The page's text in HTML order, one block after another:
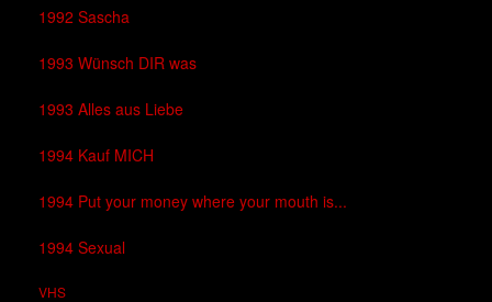
1992 Sascha
1993 Wünsch DIR was
1993 Alles aus Liebe
1994 Kauf MICH
1994 Put your money where your mouth is...
1994 Sexual
VHS